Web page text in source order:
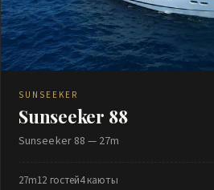
SUNSEEKER
Sunseeker 88
Sunseeker 88 — 27m
27m12 гостей4 каюты